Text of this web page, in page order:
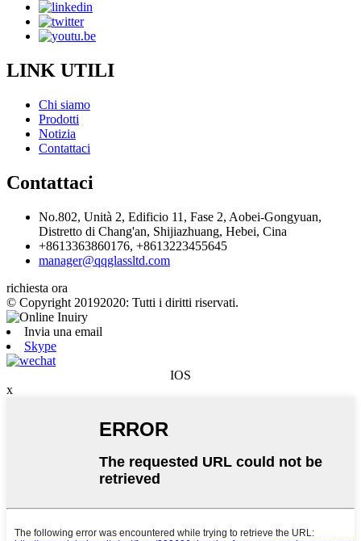
LINK UTILI
Chi siamo
Prodotti
Notizia
Contattaci
Contattaci
No.802, Unità 2, Edificio 11, Fase 2, Aobei-Gongyuan,
Distretto di Chang'an, Shijiazhuang, Hebei, Cina
+8613363860176, +8613223455645
manager@qqglassltd.com
richiesta ora
© Copyright 20192020: Tutti i diritti riservati.
Invia una email
Skype
IOS
x